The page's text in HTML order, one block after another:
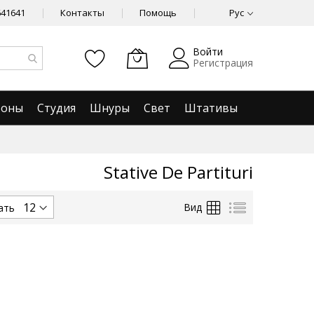
Контакты Помощь Рус
Войти
Регистрация
Студия Шнуры Свет Штативы
Stative De Partituri
Вид СеткаСписок